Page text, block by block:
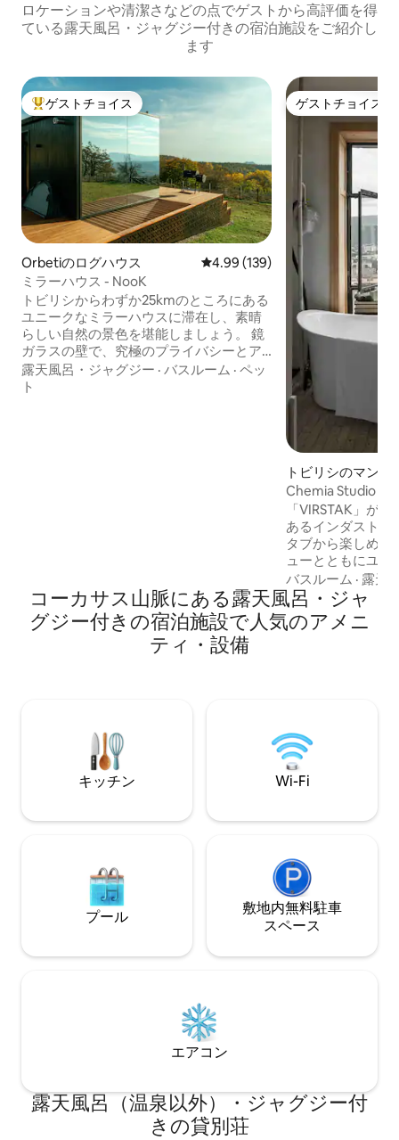
ロケーションや清潔さなどの点でゲストから高評価を得
ている露天風呂・ジャグジー付きの宿泊施設をご紹介し
ます
大好評のゲストチョイスです。
ゲストチョイス
Orbetiのログハウス レビュー139件、5つ星中4.99つ
4.99 (139)
ミラーハウス - NooK
トビリシからわずか25kmのところにある
ユニークなミラーハウスに滞在し、素晴
らしい自然の景色を堪能しましょう。 鏡
ガラスの壁で、究極のプライバシーとア
ウトドアとのつながりをお楽しみくださ
い。 露天風呂・ジャグジー付きのテラス
露天風呂・ジャグジー · バスルーム · ペッ
ト
ゲストチョイス
ゲストチョイス
トビリシのマンシ
ート
Chemia Studio
「VIRSTAK」が
あるインダストリ
タブから楽しめる
ューとともにユニ
します。 -100%手作り。 -ランダムな居心
地の良い/機能的
ん。スタジオのア
ンテージ家具とイ
ル
バスルーム · 露天
コーカサス山脈にある露天風呂・ジャ
グジー付きの宿泊施設で人気のアメニ
ティ・設備
キッチン Wi-Fi
プール
敷地内無料駐⁠車
ス⁠ペ⁠ー⁠ス
エアコン
露天風呂（温泉以外）・ジャグジー付
きの貸別荘